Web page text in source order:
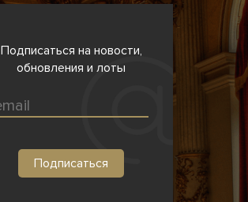
Подписаться на новости,
обновления и лоты